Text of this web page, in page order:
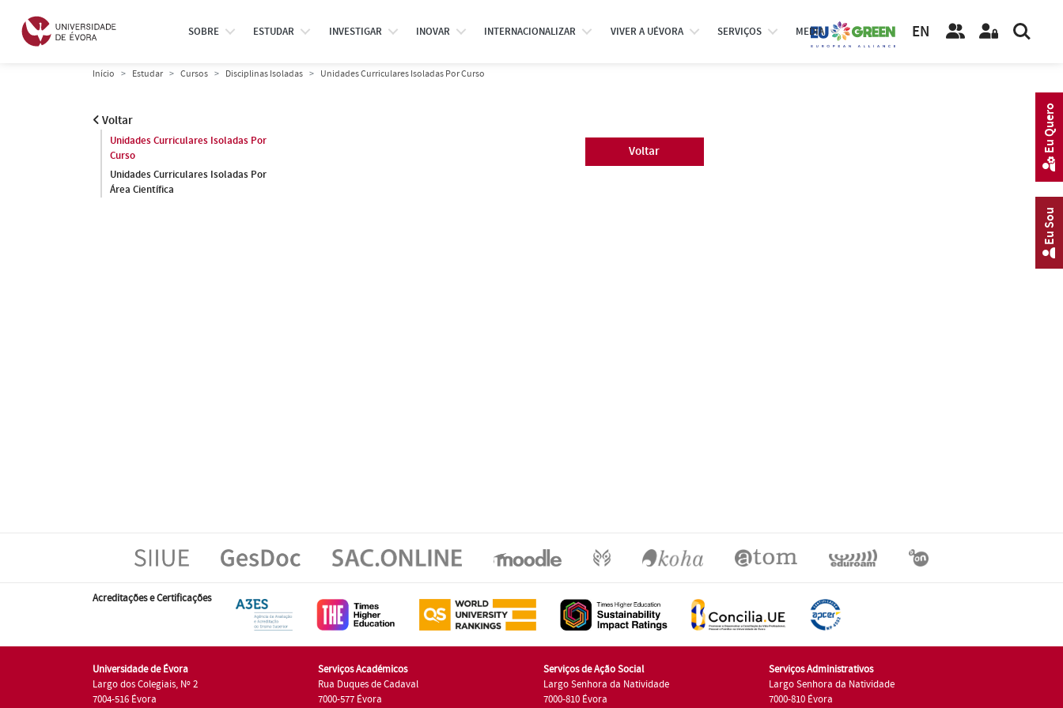
SOBRE ESTUDAR INVESTIGAR INOVAR INTERNACIONALIZAR VIVER A UÉVORA SERVIÇOS MEDIA EN
Início Estudar Cursos Disciplinas Isoladas Unidades Curriculares Isoladas Por Curso
Voltar
Unidades Curriculares Isoladas Por
Curso
Unidades Curriculares Isoladas Por
Área Científica
Voltar
Acreditações e Certificações
Universidade de Évora
Largo dos Colegiais, Nº 2
7004-516 Évora
Serviços Académicos
Rua Duques de Cadaval
7000-577 Évora
Serviços de Ação Social
Largo Senhora da Natividade
7000-810 Évora
Serviços Administrativos
Largo Senhora da Natividade
7000-810 Évora
Eu Sou
Eu Quero